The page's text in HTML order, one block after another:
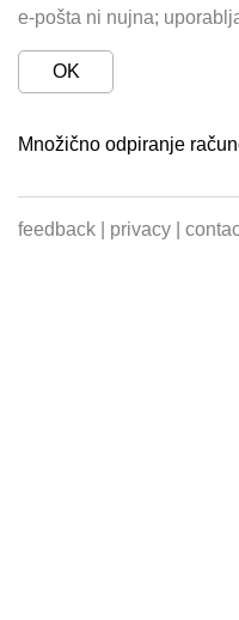
e-pošta ni nujna;
OK
Množično odpiranje
feedback privacy